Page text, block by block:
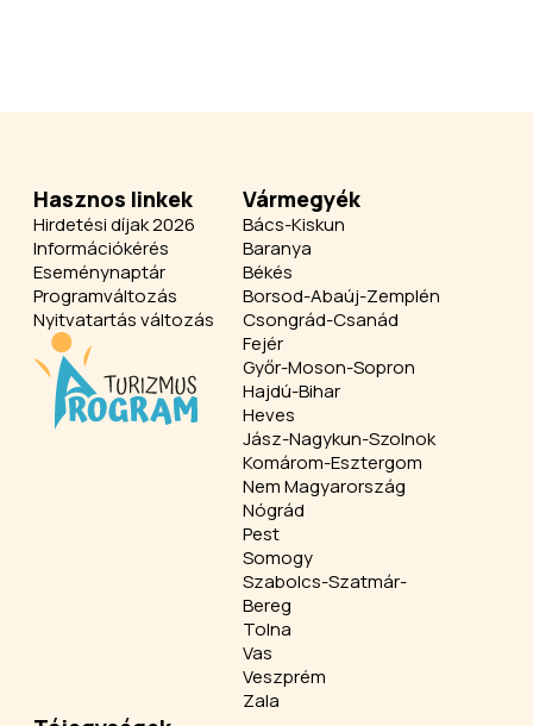
Hasznos linkek
Hirdetési díjak 2026
Információkérés
Eseménynaptár
Programváltozás
Nyitvatartás változás
Vármegyék
Bács-Kiskun
Baranya
Békés
Borsod-Abaúj-Zemplén
Csongrád-Csanád
Fejér
Győr-Moson-Sopron
Hajdú-Bihar
Heves
Jász-Nagykun-Szolnok
Komárom-Esztergom
Nem Magyarország
Nógrád
Pest
Somogy
Szabolcs-Szatmár-
Bereg
Tolna
Vas
Veszprém
Zala